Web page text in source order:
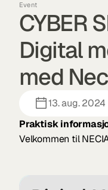
Event
CYBER
Digital
med
13. aug. 2024
Praktisk
Velkommen til